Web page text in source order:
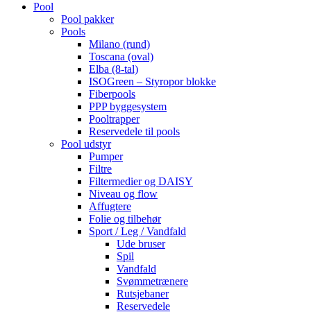
Pool
Pool pakker
Pools
Milano (rund)
Toscana (oval)
Elba (8-tal)
ISOGreen – Styropor blokke
Fiberpools
PPP byggesystem
Pooltrapper
Reservedele til pools
Pool udstyr
Pumper
Filtre
Filtermedier og DAISY
Niveau og flow
Affugtere
Folie og tilbehør
Sport / Leg / Vandfald
Ude bruser
Spil
Vandfald
Svømmetrænere
Rutsjebaner
Reservedele